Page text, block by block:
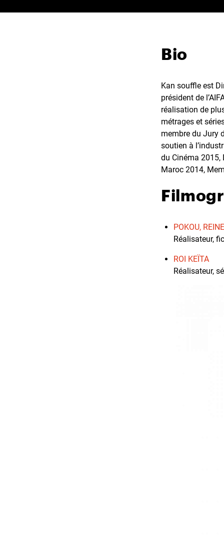
Bio
Kan souffle est
président de
réalisation de
métrages et
membre du Jury
soutien à
du Cinéma 2015,
Maroc 2014,
POKOU,
Réalisateur,
ROI KEÏTA
Réalisateur,